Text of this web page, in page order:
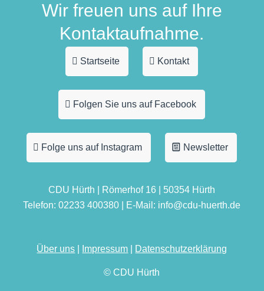
Wir freuen uns auf Ihre
Kontaktaufnahme.
Startseite Kontakt
Folgen Sie uns auf Facebook
Folge uns auf Instagram Newsletter
CDU Hürth | Römerhof 16 | 50354 Hürth
Telefon: 02233 400380 | E-Mail: info@cdu-huerth.de
Über uns Impressum Datenschutzerklärung
© CDU Hürth